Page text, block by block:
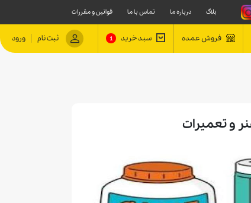
بلاگ درباره ما تماس با ما قوانین و مقررات
فروش عمده سبد خرید 1 ثبت نام | ورود
و تعمیرات